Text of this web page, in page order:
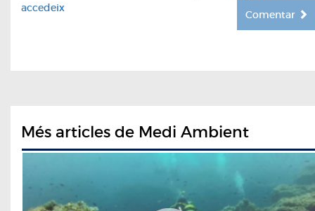
accedeix
Comentar
Més articles de Medi Ambient